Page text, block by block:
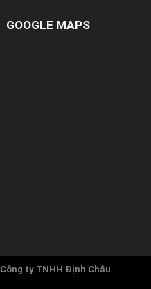
GOOGLE MAPS
Công ty TNHH Định Châu